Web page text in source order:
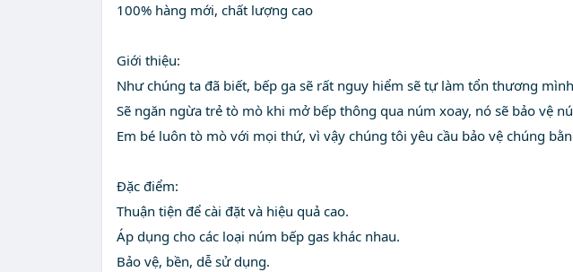
100% hàng mới, chất lượng cao
Giới thiệu:
Như chúng ta đã biết, bếp ga sẽ rất nguy hiểm sẽ tự làm tổn thương
Sẽ ngăn ngừa trẻ tò mò khi mở bếp thông qua núm xoay, nó sẽ bảo vệ
Em bé luôn tò mò với mọi thứ, vì vậy chúng tôi yêu cầu bảo vệ chúng
Đặc điểm:
Thuận tiện để cài đặt và hiệu quả cao.
Áp dụng cho các loại núm bếp gas khác nhau.
Bảo vệ, bền, dễ sử dụng.